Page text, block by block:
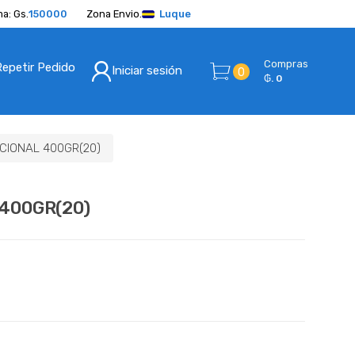
Gs.150000 Zona Envio. Luque
Pedido Iniciar sesión 0
Compras
₲. 0
400GR(20)